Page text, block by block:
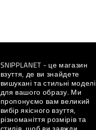
SNIPPLANET - це магазин
взуття, де ви знайдете
вишукані та стильні моделі
для вашого образу. Ми
пропонуємо вам великий
вибір якісного взуття,
різноманіття розмірів та